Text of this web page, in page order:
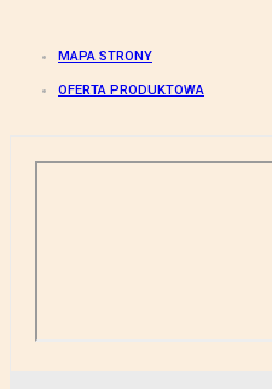
MAPA STRONY
OFERTA PRODUKTOWA